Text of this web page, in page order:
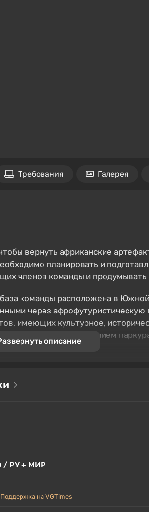
Требования Галерея
вернуть африканские
планировать и
членов команды и продумывать
команды расположена в
через афрофутуристическую
имеющих культурное,
побег с использованием
сцену.
описание
/ РУ + МИР
Поддержка на VGTimes